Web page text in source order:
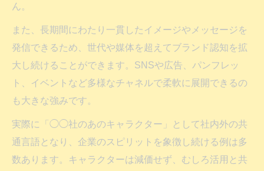
ん。
また、長期間にわたり一貫したイメージやメッセージを
発信できるため、世代や媒体を超えてブランド認知を拡
大し続けることができます。SNSや広告、パンフレッ
ト、イベントなど多様なチャネルで柔軟に展開できるの
も大きな強みです。
実際に「◯◯社のあのキャラクター」として社内外の共
通言語となり、企業のスピリットを象徴し続ける例は多
数あります。キャラクターは減価せず、むしろ活用と共